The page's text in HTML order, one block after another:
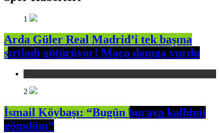
1
Arda Güler Real Madrid’i tek başına
sırtladı götürüyor! Maça damga vurdu
2
İsmail Köybaşı: “Bugün buraya kalbimi
gömdüm”